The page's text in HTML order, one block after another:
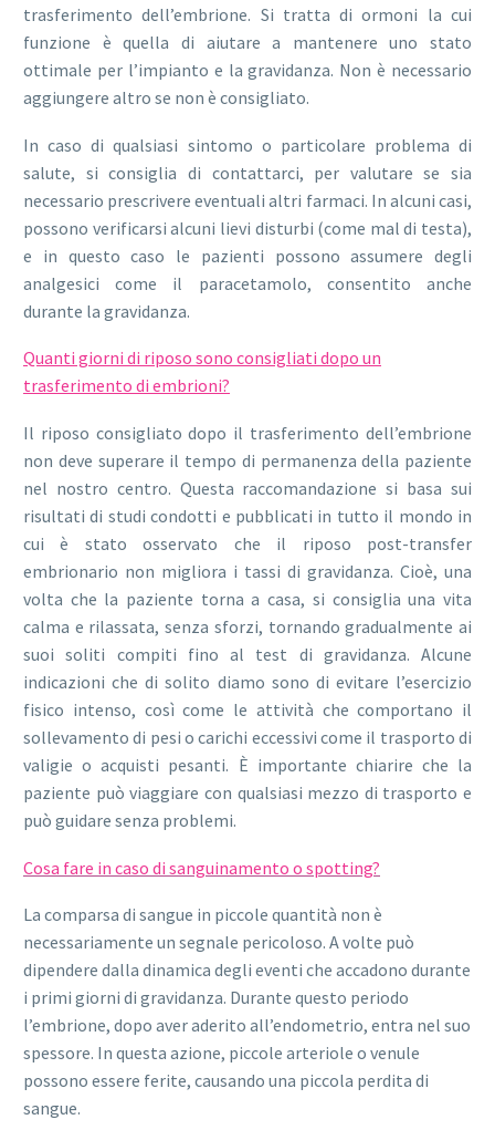
trasferimento dell’embrione. Si tratta di ormoni la cui
funzione è quella di aiutare a mantenere uno stato
ottimale per l’impianto e la gravidanza. Non è necessario
aggiungere altro se non è consigliato.
In caso di qualsiasi sintomo o particolare problema di
salute, si consiglia di contattarci, per valutare se sia
necessario prescrivere eventuali altri farmaci. In alcuni casi,
possono verificarsi alcuni lievi disturbi (come mal di testa),
e in questo caso le pazienti possono assumere degli
analgesici come il paracetamolo, consentito anche
durante la gravidanza.
Quanti giorni di riposo sono consigliati dopo un
trasferimento di embrioni?
Il riposo consigliato dopo il trasferimento dell’embrione
non deve superare il tempo di permanenza della paziente
nel nostro centro. Questa raccomandazione si basa sui
risultati di studi condotti e pubblicati in tutto il mondo in
cui è stato osservato che il riposo post-transfer
embrionario non migliora i tassi di gravidanza. Cioè, una
volta che la paziente torna a casa, si consiglia una vita
calma e rilassata, senza sforzi, tornando gradualmente ai
suoi soliti compiti fino al test di gravidanza. Alcune
indicazioni che di solito diamo sono di evitare l’esercizio
fisico intenso, così come le attività che comportano il
sollevamento di pesi o carichi eccessivi come il trasporto di
valigie o acquisti pesanti. È importante chiarire che la
paziente può viaggiare con qualsiasi mezzo di trasporto e
può guidare senza problemi.
Cosa fare in caso di sanguinamento o spotting?
La comparsa di sangue in piccole quantità non è
necessariamente un segnale pericoloso. A volte può
dipendere dalla dinamica degli eventi che accadono durante
i primi giorni di gravidanza. Durante questo periodo
l’embrione, dopo aver aderito all’endometrio, entra nel suo
spessore. In questa azione, piccole arteriole o venule
possono essere ferite, causando una piccola perdita di
sangue.